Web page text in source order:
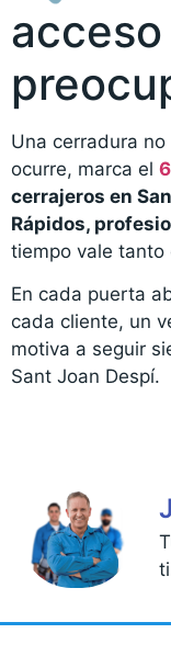
acceso
Una cerradura
ocurre, marca el
cerrajeros en
Rápidos,
tiempo vale tanto
En cada puerta
cada cliente, un
motiva a seguir
Sant Joan Despí.